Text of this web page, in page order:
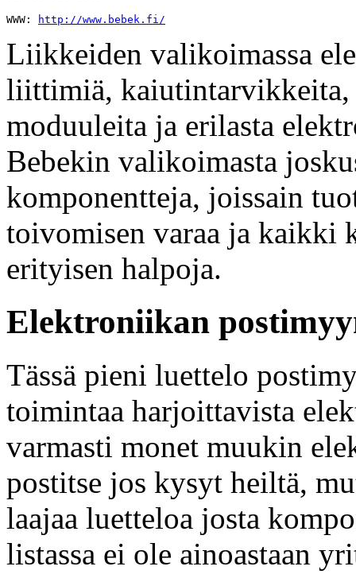
WWW:
http://www.bebek.fi/
Liikkeiden valikoimassa
liittimiä,
moduuleita ja erilasta
Bebekin valikoimasta
komponentteja, joissain
toivomisen varaa ja kaikki
erityisen halpoja.
Elektroniikan
Tässä pieni luettelo
toimintaa harjoittavista
varmasti monet muukin
postitse jos kysyt heiltä,
laajaa luetteloa josta
listassa ei ole ainoastaan